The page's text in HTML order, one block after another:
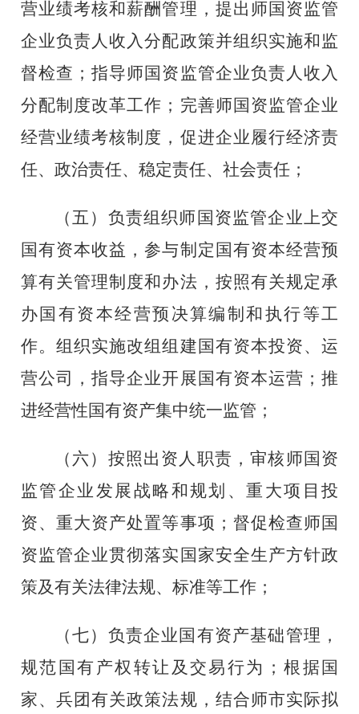
营业绩考核和薪酬管理，提出师国资监管
企业负责人收入分配政策并组织实施和监
督检查；指导师国资监管企业负责人收入
分配制度改革工作；完善师国资监管企业
经营业绩考核制度，促进企业履行经济责
任、政治责任、稳定责任、社会责任；
（五）负责组织师国资监管企业上交
国有资本收益，参与制定国有资本经营预
算有关管理制度和办法，按照有关规定承
办国有资本经营预决算编制和执行等工
作。组织实施改组组建国有资本投资、运
营公司，指导企业开展国有资本运营；推
进经营性国有资产集中统一监管；
（ 六） 按照出资人职责，审核师国资
监管企业发展战略和规划、重大项目投
资、重大资产处置等事项；督促检查师国
资监管企业贯彻落实国家安全生产方针政
策及有关法律法规、标准等工作；
（七） 负责企业国有资产基础管理，
规范国有产权转让及交易行为；根据国
家、兵团有关政策法规，结合师市实际拟